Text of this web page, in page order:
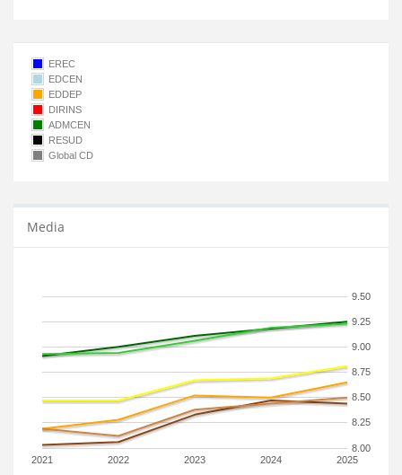
EREC
EDCEN
EDDEP
DIRINS
ADMCEN
RESUD
Global CD
Media
2021 2022 2023 2024 2025
8.00
8.25
8.50
8.75
9.00
9.25
9.50